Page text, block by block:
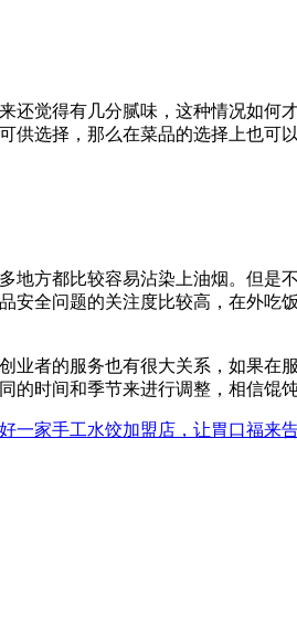
觉得有几分腻味，这种情况如何
选择，那么在菜品的选择上也
方都比较容易沾染上油烟。但
全问题的关注度比较高，在外
者的服务也有很大关系，如果
时间和季节来进行调整，相信馄
一家手工水饺加盟店，让胃口福来